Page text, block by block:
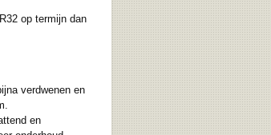
op termijn dan
verdwenen en
en